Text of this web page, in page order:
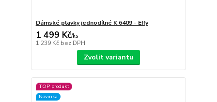
Dámské plavky jednodílné K 6409 - Effy
1 499 Kč/ks
1 239 Kč bez DPH
Zvolit variantu
TOP produkt
Novinka